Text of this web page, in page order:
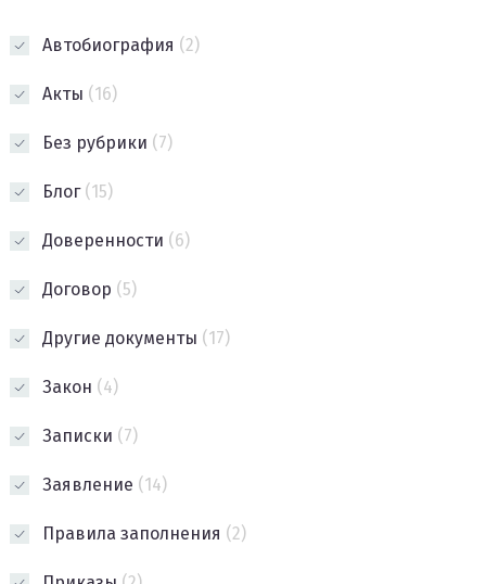
Автобиография (2)
Акты (16)
Без рубрики (7)
Блог(15)
Доверенности (6)
Договор (5)
Другие документы (17)
Закон (4)
Записки (7)
Заявление (14)
Правила заполнения (2)